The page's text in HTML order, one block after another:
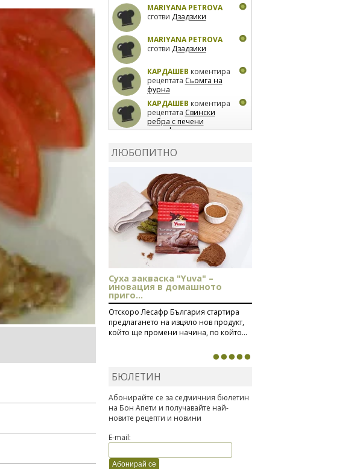
MARIYANA PETROVA
сготви Дзадзики
MARIYANA PETROVA
сготви Дзадзики
КАРДАШЕВ коментира
рецептата Сьомга на
фурна
КАРДАШЕВ коментира
рецептата Свински
ребра с печени
картофи
лимон
коментира рецептата
Киноа със зеленчуци
ЛЮБОПИТНО
Суха закваска "Yuva" –
иновация в домашното
приго...
Отскоро Лесафр България стартира
предлагането на изцяло нов продукт,
който ще промени начина, по който...
БЮЛЕТИН
Абонирайте се за седмичния бюлетин
на Бон Апети и получавайте най-
новите рецепти и новини
E-mail: